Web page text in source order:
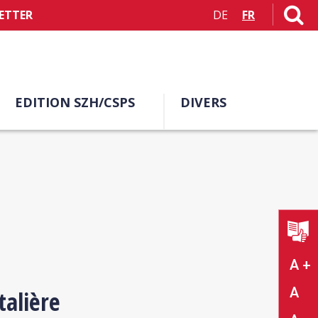
DE FR
EDITION SZH/CSPS DIVERS
A +
A